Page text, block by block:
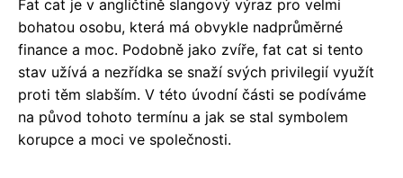
Fat cat je v angličtině slangový výraz pro velmi
bohatou osobu, která má obvykle nadprůměrné
finance a moc. Podobně jako zvíře, fat cat si tento
stav užívá a nezřídka se snaží svých privilegií využít
proti těm slabším. V této úvodní části se podíváme
na původ tohoto termínu a jak se stal symbolem
korupce a moci ve společnosti.